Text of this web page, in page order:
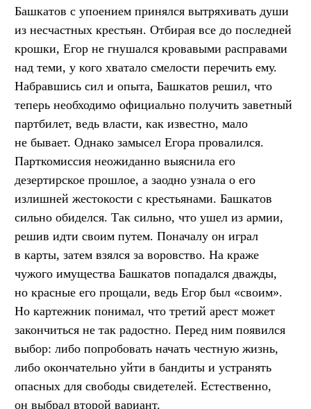
Башкатов с упоением принялся вытряхивать души
из несчастных крестьян. Отбирая все до последней
крошки, Егор не гнушался кровавыми расправами
над теми, у кого хватало смелости перечить ему.
Набравшись сил и опыта, Башкатов решил, что
теперь необходимо официально получить заветный
партбилет, ведь власти, как известно, мало
не бывает. Однако замысел Егора провалился.
Парткомиссия неожиданно выяснила его
дезертирское прошлое, а заодно узнала о его
излишней жестокости с крестьянами. Башкатов
сильно обиделся. Так сильно, что ушел из армии,
решив идти своим путем. Поначалу он играл
в карты, затем взялся за воровство. На краже
чужого имущества Башкатов попадался дважды,
но красные его прощали, ведь Егор был «своим».
Но картежник понимал, что третий арест может
закончиться не так радостно. Перед ним появился
выбор: либо попробовать начать честную жизнь,
либо окончательно уйти в бандиты и устранять
опасных для свободы свидетелей. Естественно,
он выбрал второй вариант.